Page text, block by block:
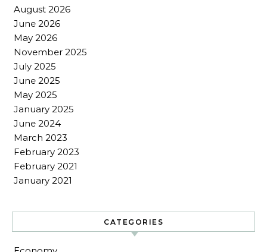
August 2026
June 2026
May 2026
November 2025
July 2025
June 2025
May 2025
January 2025
June 2024
March 2023
February 2023
February 2021
January 2021
CATEGORIES